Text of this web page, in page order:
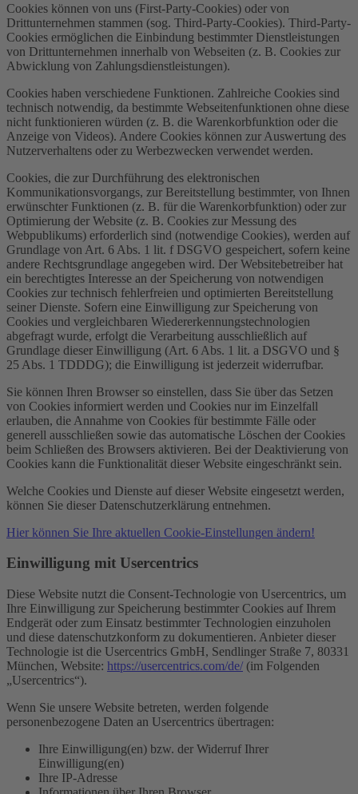
Cookies können von uns (First-Party-Cookies) oder von
Drittunternehmen stammen (sog. Third-Party-Cookies). Third-Party-
Cookies ermöglichen die Einbindung bestimmter Dienstleistungen
von Drittunternehmen innerhalb von Webseiten (z. B. Cookies zur
Abwicklung von Zahlungsdienstleistungen).
Cookies haben verschiedene Funktionen. Zahlreiche Cookies sind
technisch notwendig, da bestimmte Webseitenfunktionen ohne diese
nicht funktionieren würden (z. B. die Warenkorbfunktion oder die
Anzeige von Videos). Andere Cookies können zur Auswertung des
Nutzerverhaltens oder zu Werbezwecken verwendet werden.
Cookies, die zur Durchführung des elektronischen
Kommunikationsvorgangs, zur Bereitstellung bestimmter, von Ihnen
erwünschter Funktionen (z. B. für die Warenkorbfunktion) oder zur
Optimierung der Website (z. B. Cookies zur Messung des
Webpublikums) erforderlich sind (notwendige Cookies), werden auf
Grundlage von Art. 6 Abs. 1 lit. f DSGVO gespeichert, sofern keine
andere Rechtsgrundlage angegeben wird. Der Websitebetreiber hat
ein berechtigtes Interesse an der Speicherung von notwendigen
Cookies zur technisch fehlerfreien und optimierten Bereitstellung
seiner Dienste. Sofern eine Einwilligung zur Speicherung von
Cookies und vergleichbaren Wiedererkennungstechnologien
abgefragt wurde, erfolgt die Verarbeitung ausschließlich auf
Grundlage dieser Einwilligung (Art. 6 Abs. 1 lit. a DSGVO und §
25 Abs. 1 TDDDG); die Einwilligung ist jederzeit widerrufbar.
Sie können Ihren Browser so einstellen, dass Sie über das Setzen
von Cookies informiert werden und Cookies nur im Einzelfall
erlauben, die Annahme von Cookies für bestimmte Fälle oder
generell ausschließen sowie das automatische Löschen der Cookies
beim Schließen des Browsers aktivieren. Bei der Deaktivierung von
Cookies kann die Funktionalität dieser Website eingeschränkt sein.
Welche Cookies und Dienste auf dieser Website eingesetzt werden,
können Sie dieser Datenschutzerklärung entnehmen.
Hier können Sie Ihre aktuellen Cookie-Einstellungen ändern!
Einwilligung mit Usercentrics
Diese Website nutzt die Consent-Technologie von Usercentrics, um
Ihre Einwilligung zur Speicherung bestimmter Cookies auf Ihrem
Endgerät oder zum Einsatz bestimmter Technologien einzuholen
und diese datenschutzkonform zu dokumentieren. Anbieter dieser
Technologie ist die Usercentrics GmbH, Sendlinger Straße 7, 80331
München, Website: https://usercentrics.com/de/ (im Folgenden
„Usercentrics“).
Wenn Sie unsere Website betreten, werden folgende
personenbezogene Daten an Usercentrics übertragen:
Ihre Einwilligung(en) bzw. der Widerruf Ihrer
Einwilligung(en)
Ihre IP-Adresse